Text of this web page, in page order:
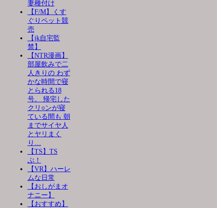
妻種付け
【F/M】くす
ぐりペット競
売
【jk自宅監
禁】
【NTR漫画】
部屋飲みで二
人きりの わず
かな時間で寝
とられる18
号。 帰宅した
クリ○ンが寝
ている間も 朝
までサイヤ人
とヤリまく
り…
【TS】TS
ぶ！
【VR】ハーレ
ムな日常
【おしがまオ
ナニー】
【おすすめ】